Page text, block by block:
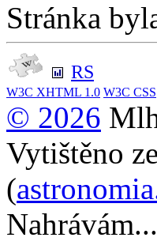
Stránka
RS
W3C XHTML 1.0 W3C CSS
© 2026
Vytištěno
(
Nahrávám...